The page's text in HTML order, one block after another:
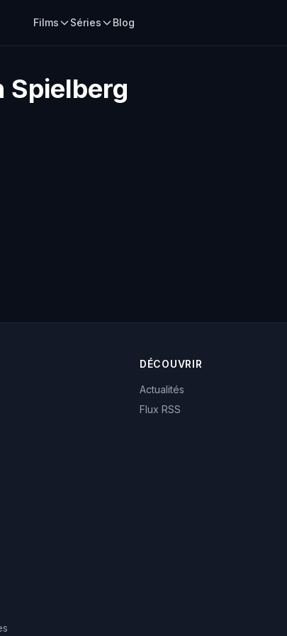
Films Séries Blog
Spielberg
DÉCOUVRIR
Actualités
Flux RSS